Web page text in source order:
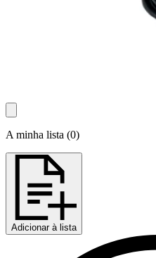
A minha lista (0)
Adicionar à lista